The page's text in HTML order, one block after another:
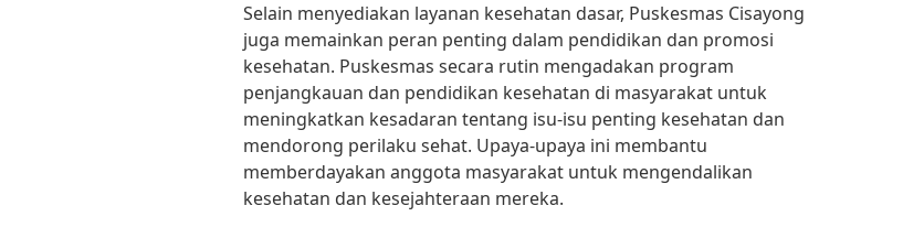
Selain menyediakan layanan kesehatan dasar, Puskesmas Cisayong
juga memainkan peran penting dalam pendidikan dan promosi
kesehatan. Puskesmas secara rutin mengadakan program
penjangkauan dan pendidikan kesehatan di masyarakat untuk
meningkatkan kesadaran tentang isu-isu penting kesehatan dan
mendorong perilaku sehat. Upaya-upaya ini membantu
memberdayakan anggota masyarakat untuk mengendalikan
kesehatan dan kesejahteraan mereka.